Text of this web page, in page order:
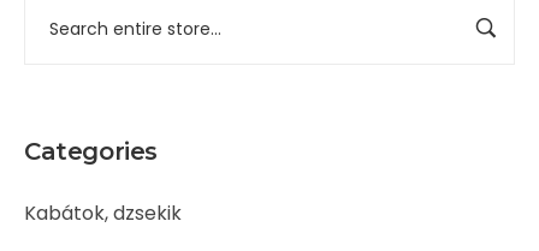
Categories
Kabátok, dzsekik